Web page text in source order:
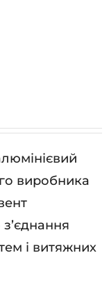
виробника
і витяжних